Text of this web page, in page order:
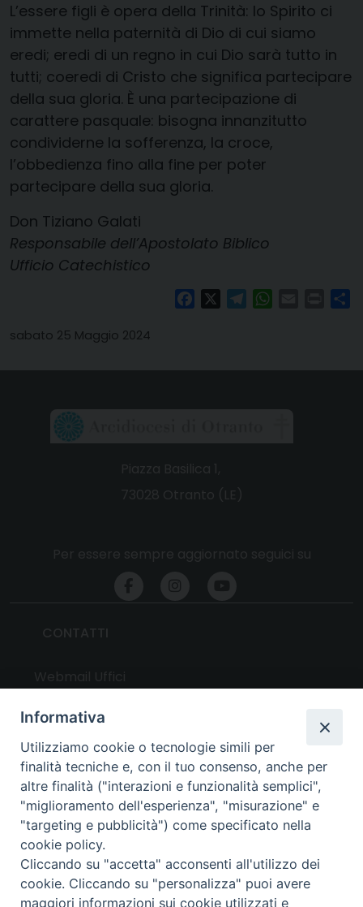
L’essere figli è opera della Trinità: lo Spirito ci
immette nella paternità di Dio di cui siamo
eredi; eredi di un regno in cui Dio sarà tutto in
tutti; coeredi di Cristo che significa partecipare
della sua gloria. È una partecipazione di
carattere pasquale: bisogna innanzitutto
condividerne la sofferenza, la croce,
l’obbedienza fino alla fine per poter
partecipare della sua gloria.
Don Tiziano Galati
Responsabile dell’Apostolato Biblico
Ufficio Catechistico
FacebookTelegramWhatsAppPrint
sabato 25 Maggio 2024
UTILITY
News
Altri articoli
Notizie nazionali
Download
Amministrazione Trasparente
Informativa
Utilizziamo cookie o tecnologie simili per
finalità tecniche e, con il tuo consenso, anche per
altre finalità ("interazioni e funzionalità semplici",
"miglioramento dell'esperienza", "misurazione" e
"targeting e pubblicità") come specificato nella
cookie policy.
Cliccando su "accetta" acconsenti all'utilizzo dei
cookie. Cliccando su "personalizza" puoi avere
maggiori informazioni sui cookie utilizzati e